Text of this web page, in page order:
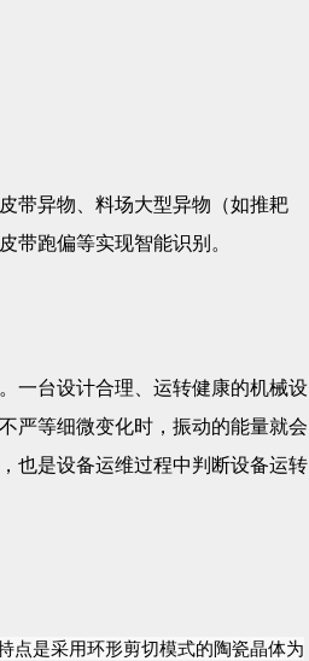
带异物、料场大型异物（如推耙
带跑偏等实现智能识别。
一台设计合理、运转健康的机械设
严等细微变化时，振动的能量就会
也是设备运维过程中判断设备运转
点是采用环形剪切模式的陶瓷晶体为